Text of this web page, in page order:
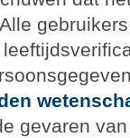
gevaren